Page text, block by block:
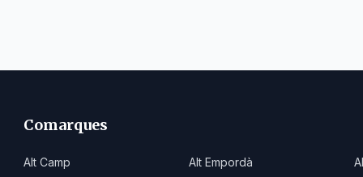
Comarques
Alt Camp Alt Empordà